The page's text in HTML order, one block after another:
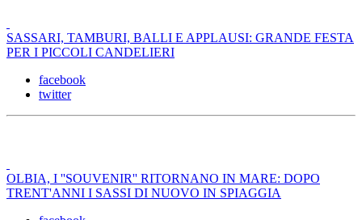
SASSARI, TAMBURI, BALLI E APPLAUSI: GRANDE FESTA
PER I PICCOLI CANDELIERI
facebook
twitter
OLBIA, I ''SOUVENIR'' RITORNANO IN MARE: DOPO
TRENT'ANNI I SASSI DI NUOVO IN SPIAGGIA